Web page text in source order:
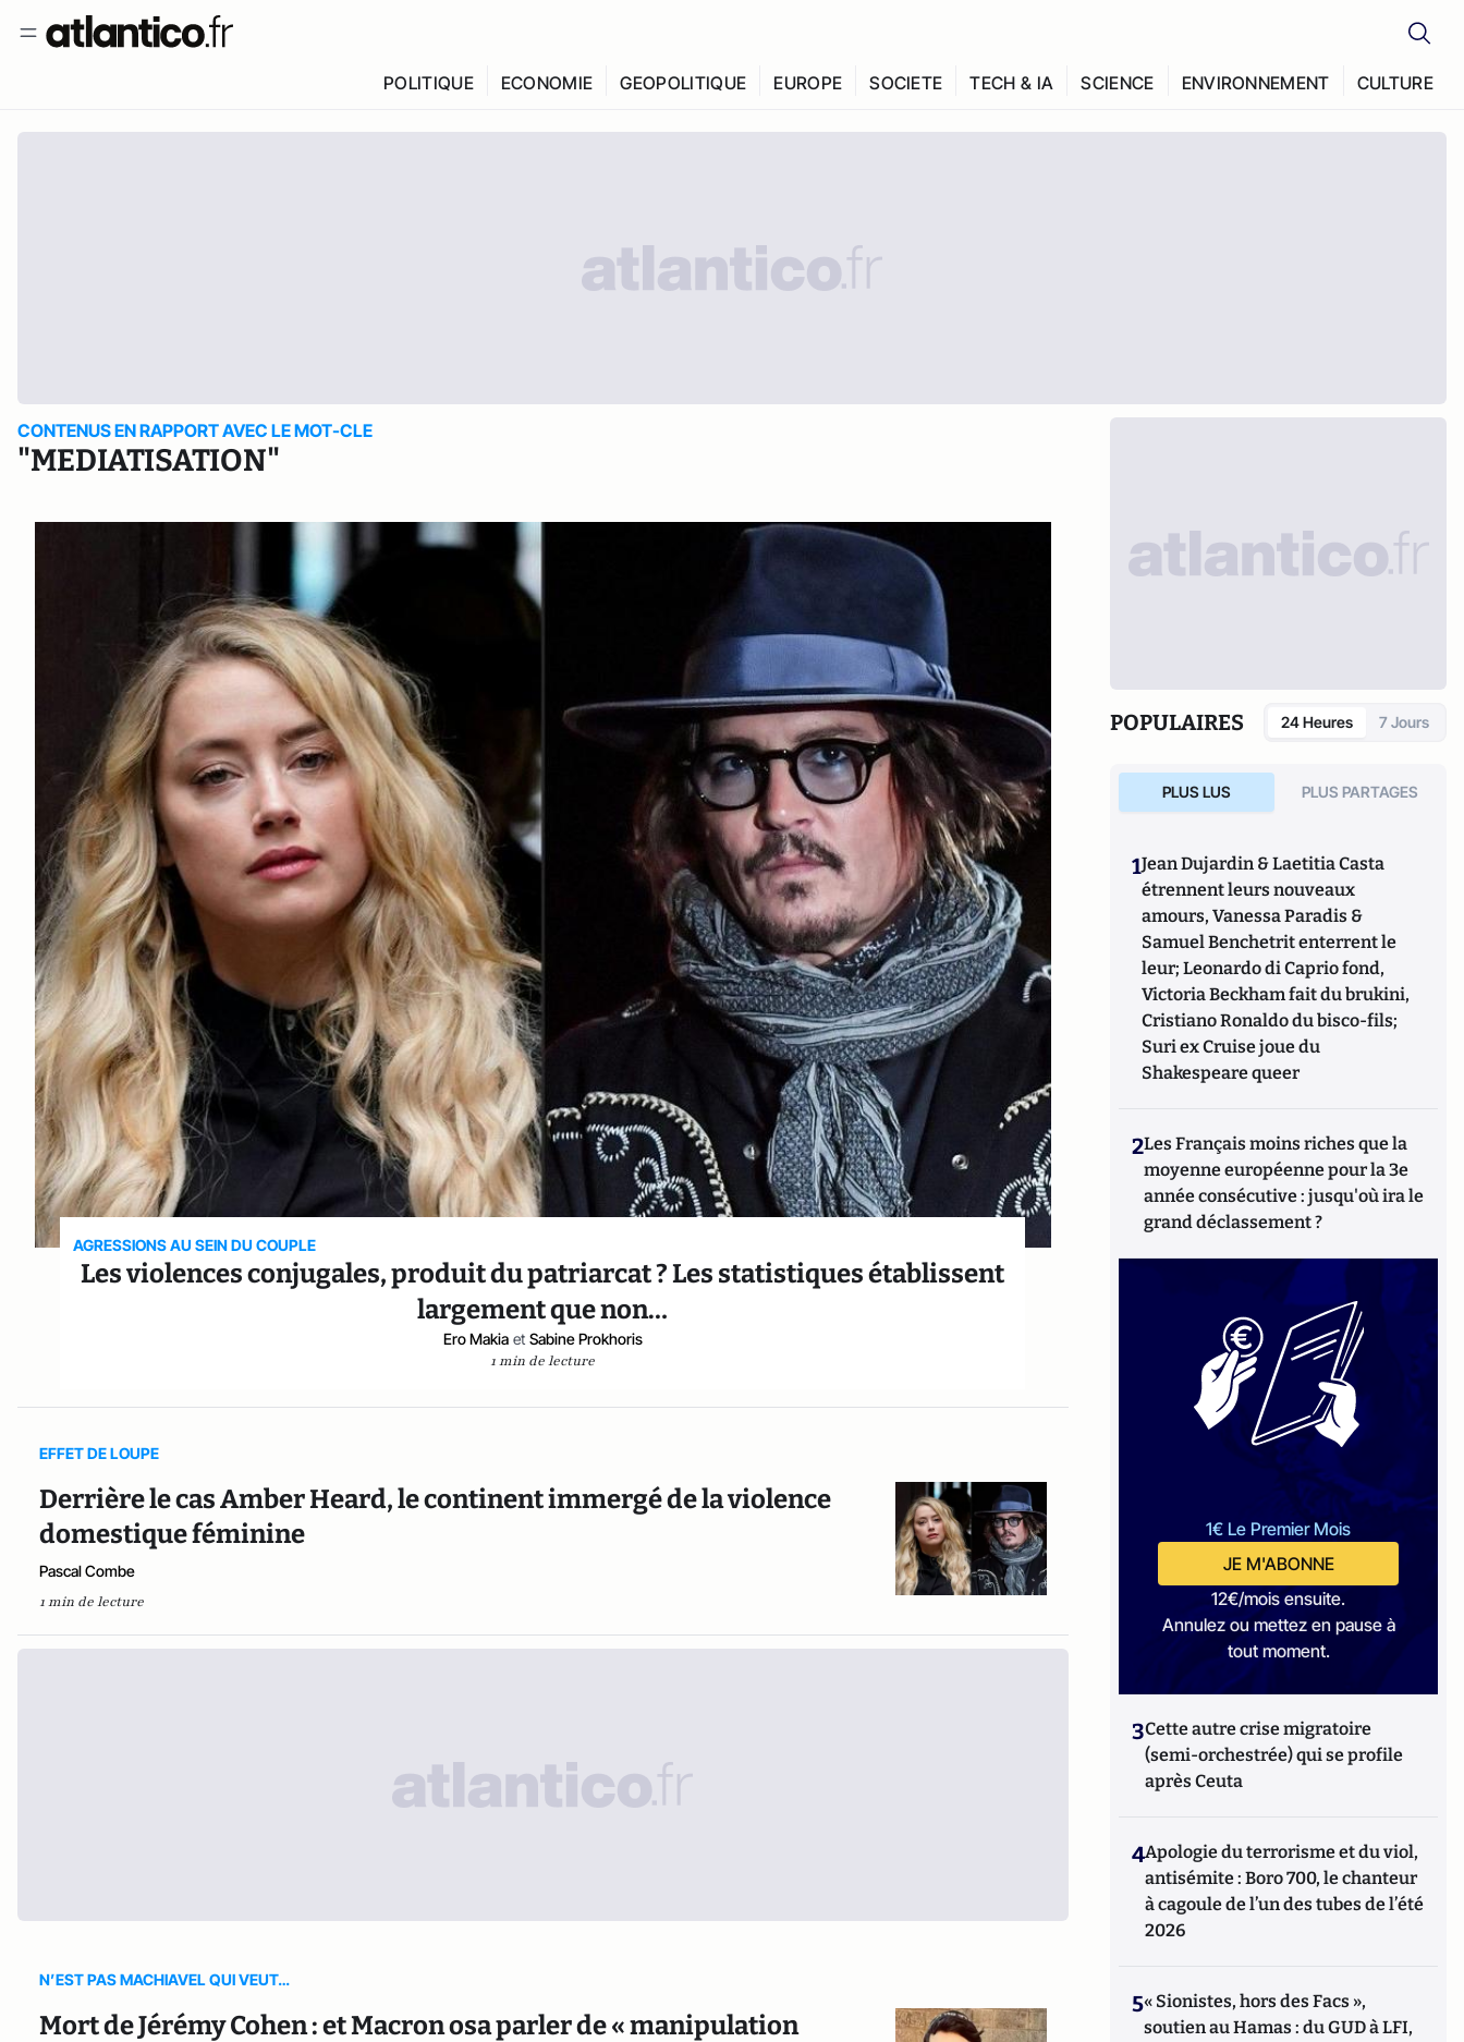
POLITIQUE ECONOMIE GEOPOLITIQUE EUROPE SOCIETE TECH & IA SCIENCE ENVIRONNEMENT CULTURE
CONTENUS EN RAPPORT AVEC LE MOT-CLE
"MEDIATISATION"
AGRESSIONS AU SEIN DU COUPLE
Les violences conjugales, produit du patriarcat ? Les statistiques établissent
largement que non…
Ero Makia et Sabine Prokhoris
1 min de lecture
EFFET DE LOUPE
Derrière le cas Amber Heard, le continent immergé de la violence
domestique féminine
Pascal Combe
1 min de lecture
N’EST PAS MACHIAVEL QUI VEUT…
Mort de Jérémy Cohen : et Macron osa parler de « manipulation
POPULAIRES 24 Heures 7 Jours
PLUS LUS PLUS PARTAGES
1Jean Dujardin & Laetitia Casta
étrennent leurs nouveaux
amours, Vanessa Paradis &
Samuel Benchetrit enterrent le
leur; Leonardo di Caprio fond,
Victoria Beckham fait du brukini,
Cristiano Ronaldo du bisco-fils;
Suri ex Cruise joue du
Shakespeare queer
2Les Français moins riches que la
moyenne européenne pour la 3e
année consécutive : jusqu'où ira le
grand déclassement ?
1€ Le Premier Mois
JE M'ABONNE
12€/mois ensuite.
Annulez ou mettez en pause à
tout moment.
3Cette autre crise migratoire
(semi-orchestrée) qui se profile
après Ceuta
4Apologie du terrorisme et du viol,
antisémite : Boro 700, le chanteur
à cagoule de l’un des tubes de l’été
2026
5« Sionistes, hors des Facs »,
soutien au Hamas : du GUD à LFI,